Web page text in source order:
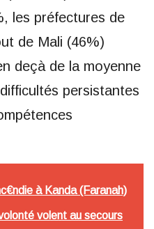
les préfectures de
de Mali (46%)
deçà de la moyenne
persistantes
à Kanda (Faranah)
volent au secours